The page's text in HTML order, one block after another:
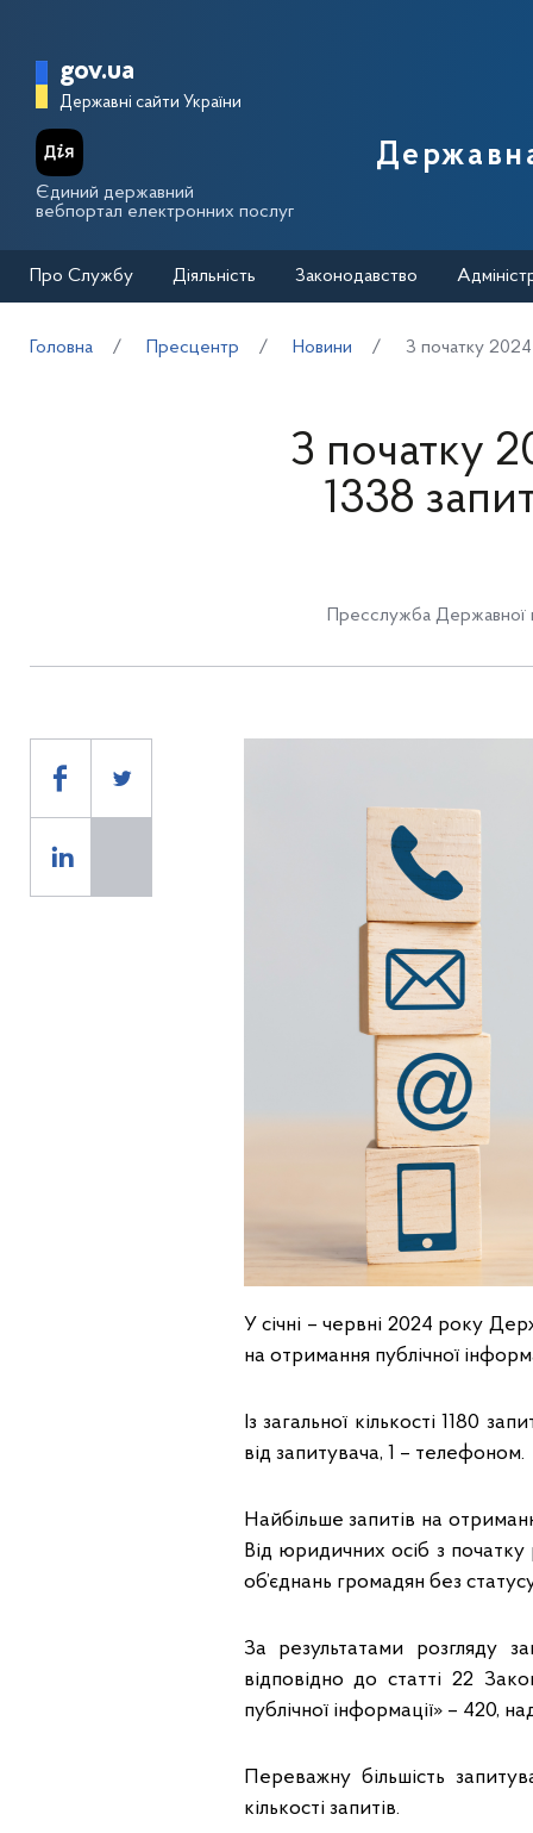
Головна сторінка Державної
gov.ua
Державні сайти України
Єдиний державний
вебпортал електронних послуг
Про Службу Діяльність Законодавство
Головна Пресцентр Новини З початку
З початку
1338
Пресслужба Державної
У січні – червні 2024 року
на отримання публічної
Із загальної кількості 1180
від запитувача, 1 – телефоном.
Найбільше запитів на
Від юридичних осіб з початку
об’єднань громадян без
За результатами розгляду
відповідно до статті 22
публічної інформації» – 420,
Переважну більшість
кількості запитів.